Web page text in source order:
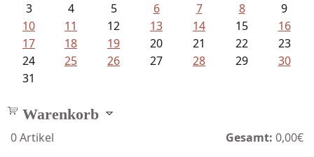
3
4 5 6 7 8
9
10
11 12 13 14 15
16
17
18 19 20 21 22
23
24
25 26 27 28 29
30
31
Warenkorb
0Artikel Gesamt: 0,00€